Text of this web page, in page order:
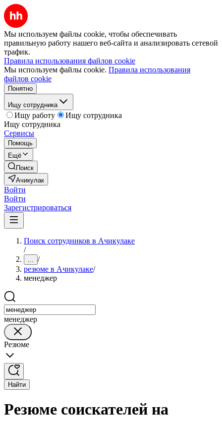
Мы используем файлы cookie, чтобы обеспечивать
правильную работу нашего веб-сайта и анализировать сетевой
трафик.
Правила использования файлов cookie
Мы используем файлы cookie. Правила использования
файлов cookie
Понятно
Ищу сотрудника
Ищу работу
Ищу сотрудника
Ищу сотрудника
Сервисы
Помощь
Ещё
Поиск
Ачикулак
Войти
Войти
Зарегистрироваться
Поиск сотрудников в Ачикулаке
/
... /
резюме в Ачикулаке/
менеджер
менеджер
Резюме
Найти
Резюме соискателей на